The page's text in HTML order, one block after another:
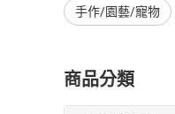
手作/園藝/寵物
商品分類